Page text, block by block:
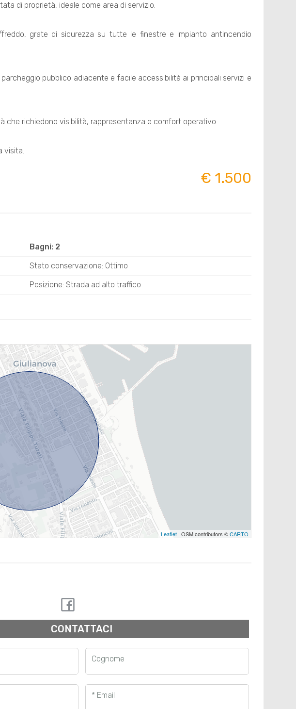
di proprietà, ideale come area di servizio.
grate di sicurezza su tutte le finestre e impianto antincendio
pubblico adiacente e facile accessibilità ai principali servizi e
che richiedono visibilità, rappresentanza e comfort operativo.
visita.
€ 1.500
Bagni: 2
Stato conservazione: Ottimo
Posizione: Strada ad alto traffico
Leaflet| OSM contributors ©CARTO
CONTATTACI
Cognome
* Email